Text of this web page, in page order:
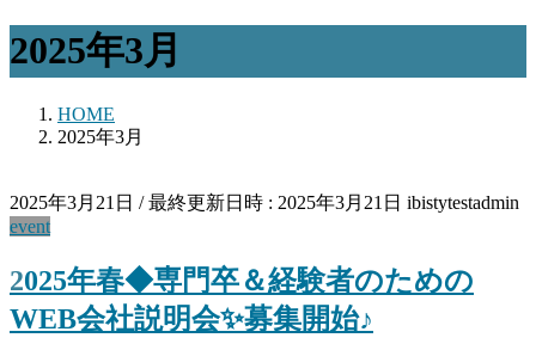
2025年3月
HOME
2025年3月
2025年3月21日 / 最終更新日時 : 2025年3月21日 ibistytestadmin
event
2025年春◆専門卒＆経験者のための
WEB会社説明会✨募集開始♪